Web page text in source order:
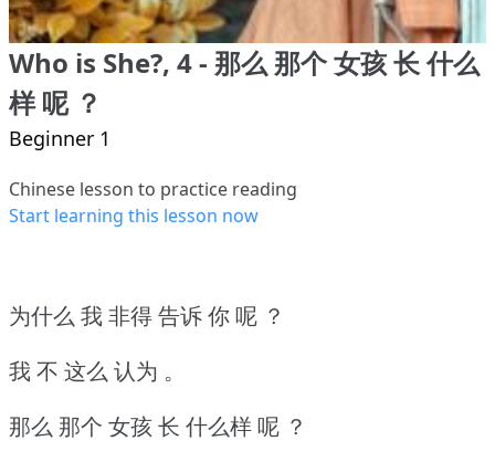
Who is She?, 4 - 那么 那个 女孩 长 什么
样 呢 ？
Beginner 1
Chinese lesson to practice reading
Start learning this lesson now
为什么 我 非得 告诉 你 呢 ？
我 不 这么 认为 。
那么 那个 女孩 长 什么样 呢 ？